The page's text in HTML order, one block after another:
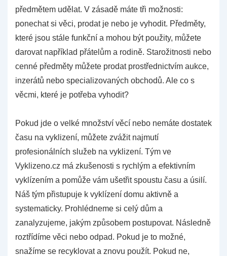
předmětem udělat. V zásadě máte tři možnosti:
ponechat si věci, prodat je nebo je vyhodit. Předměty,
které jsou stále funkční a mohou být použity, můžete
darovat například přátelům a rodině. Starožitnosti nebo
cenné předměty můžete prodat prostřednictvím aukce,
inzerátů nebo specializovaných obchodů. Ale co s
věcmi, které je potřeba vyhodit?
Pokud jde o velké množství věcí nebo nemáte dostatek
času na vyklizení, můžete zvážit najmutí
profesionálních služeb na vyklizení. Tým ve
Vyklizeno.cz má zkušenosti s rychlým a efektivním
vyklízením a pomůže vám ušetřit spoustu času a úsilí.
Náš tým přistupuje k vyklízení domu aktivně a
systematicky. Prohlédneme si celý dům a
zanalyzujeme, jakým způsobem postupovat. Následně
roztřídíme věci nebo odpad. Pokud je to možné,
snažíme se recyklovat a znovu použít. Pokud ne,